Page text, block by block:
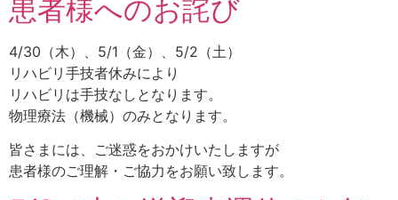
患者様へのお詫び
4/30（木）、5/1（金）、5/2（土）
リハビリ手技者休みにより
リハビリは手技なしとなります。
物理療法（機械）のみとなります。
皆さまには、ご迷惑をおかけいたしますが
患者様のご理解・ご協力をお願い致します。